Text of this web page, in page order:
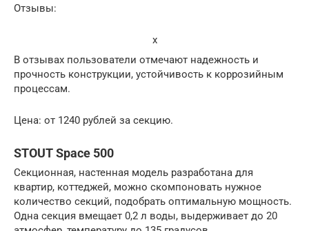
Отзывы:
x
В отзывах пользователи отмечают надежность и
прочность конструкции, устойчивость к коррозийным
процессам.
Цена: от 1240 рублей за секцию.
STOUT Space 500
Секционная, настенная модель разработана для
квартир, коттеджей, можно скомпоновать нужное
количество секций, подобрать оптимальную мощность.
Одна секция вмещает 0,2 л воды, выдерживает до 20